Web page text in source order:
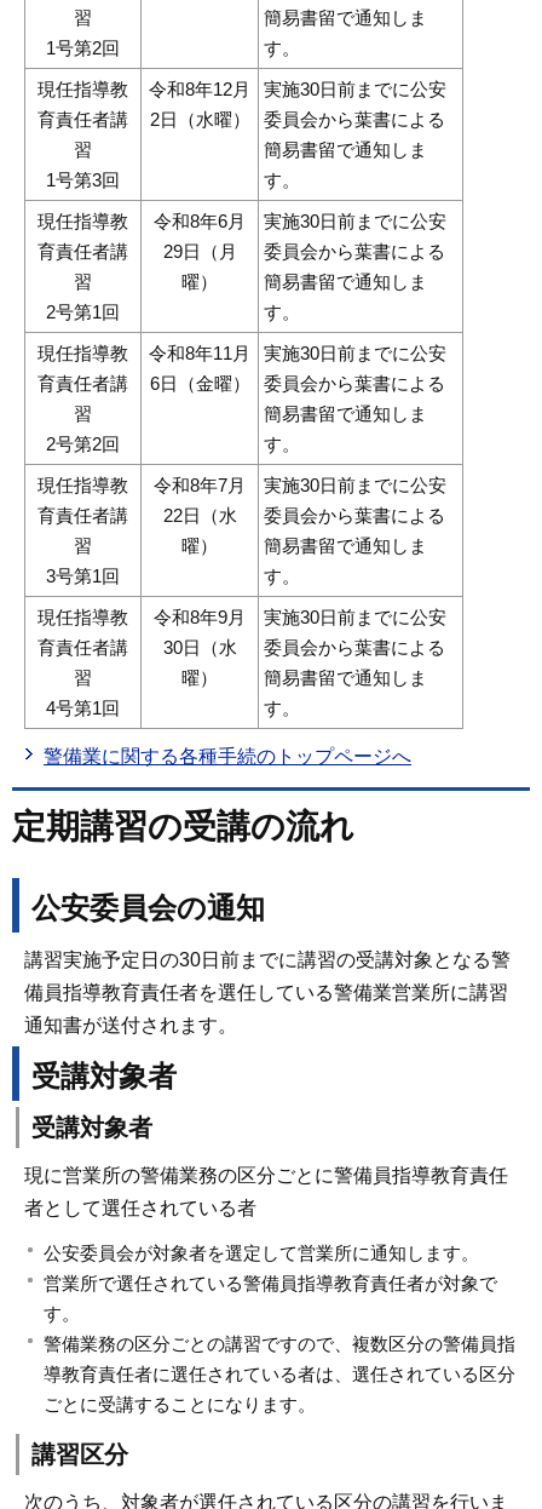
習
1号第2回
簡易書留で通知しま
す。
現任指導教
育責任者講
習
1号第3回
令和8年12月
2日（水曜）
実施30日前までに公安
委員会から葉書による
簡易書留で通知しま
す。
現任指導教
育責任者講
習
2号第1回
令和8年6月
29日（月
曜）
実施30日前までに公安
委員会から葉書による
簡易書留で通知しま
す。
現任指導教
育責任者講
習
2号第2回
令和8年11月
6日（金曜）
実施30日前までに公安
委員会から葉書による
簡易書留で通知しま
す。
現任指導教
育責任者講
習
3号第1回
令和8年7月
22日（水
曜）
実施30日前までに公安
委員会から葉書による
簡易書留で通知しま
す。
現任指導教
育責任者講
習
4号第1回
令和8年9月
30日（水
曜）
実施30日前までに公安
委員会から葉書による
簡易書留で通知しま
す。
警備業に関する各種手続のトップページへ
定期講習の受講の流れ
公安委員会の通知
講習実施予定日の30日前までに講習の受講対象となる警
備員指導教育責任者を選任している警備業営業所に講習
通知書が送付されます。
受講対象者
受講対象者
現に営業所の警備業務の区分ごとに警備員指導教育責任
者として選任されている者
公安委員会が対象者を選定して営業所に通知します。
営業所で選任されている警備員指導教育責任者が対象で
す。
警備業務の区分ごとの講習ですので、複数区分の警備員指
導教育責任者に選任されている者は、選任されている区分
ごとに受講することになります。
講習区分
次のうち、対象者が選任されている区分の講習を行いま